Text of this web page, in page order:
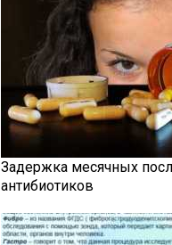
Задержка месячных
антибиотиков